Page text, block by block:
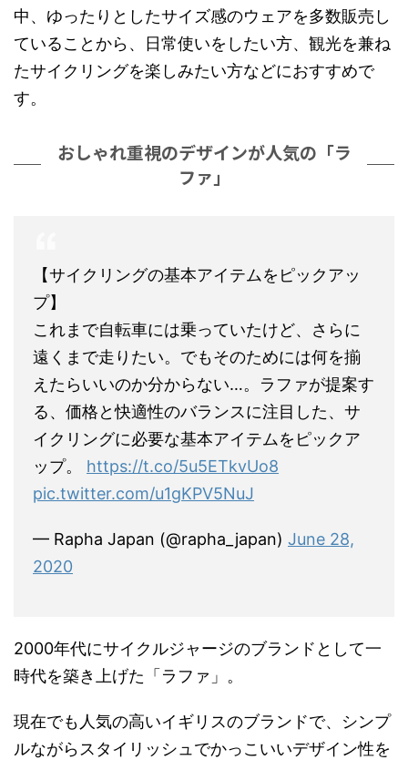
中、ゆったりとしたサイズ感のウェアを多数販売し
ていることから、日常使いをしたい方、観光を兼ね
たサイクリングを楽しみたい方などにおすすめで
す。
おしゃれ重視のデザインが人気の「ラ
ファ」
【サイクリングの基本アイテムをピックアッ
プ】
これまで自転車には乗っていたけど、さらに
遠くまで走りたい。でもそのためには何を揃
えたらいいのか分からない…。ラファが提案す
る、価格と快適性のバランスに注目した、サ
イクリングに必要な基本アイテムをピックア
ップ。 https://t.co/5u5ETkvUo8
pic.twitter.com/u1gKPV5NuJ
— Rapha Japan (@rapha_japan) June 28,
2020
2000年代にサイクルジャージのブランドとして一
時代を築き上げた「ラファ」。
現在でも人気の高いイギリスのブランドで、シンプ
ルながらスタイリッシュでかっこいいデザイン性を